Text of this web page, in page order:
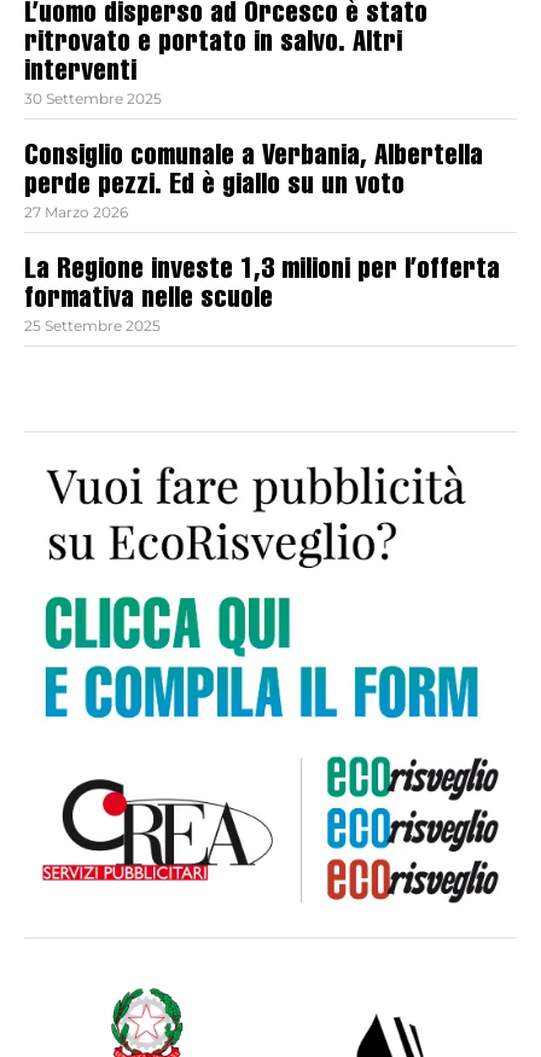
L’uomo disperso ad Orcesco è stato
ritrovato e portato in salvo. Altri
interventi
30 Settembre 2025
Consiglio comunale a Verbania, Albertella
perde pezzi. Ed è giallo su un voto
27 Marzo 2026
La Regione investe 1,3 milioni per l’offerta
formativa nelle scuole
25 Settembre 2025